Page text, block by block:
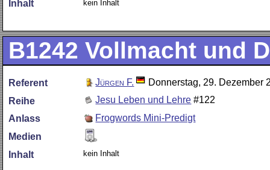
Inhalt kein Inhalt
B1242 Vollmacht und
Referent Jürgen F.
Donnerstag, 29. Dezember
Reihe
Jesu Leben und Lehre #122
Anlass
Frogwords Mini-Predigt
Medien
Inhalt
kein Inhalt